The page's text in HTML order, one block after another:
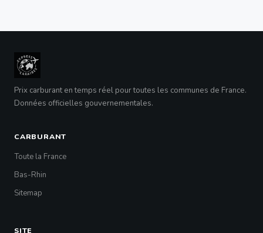
Prix carburant en temps réel pour toutes les communes de France.
Données officielles gouvernementales.
CARBURANT
Toute la France
Bas-Rhin
Sitemap
SITE